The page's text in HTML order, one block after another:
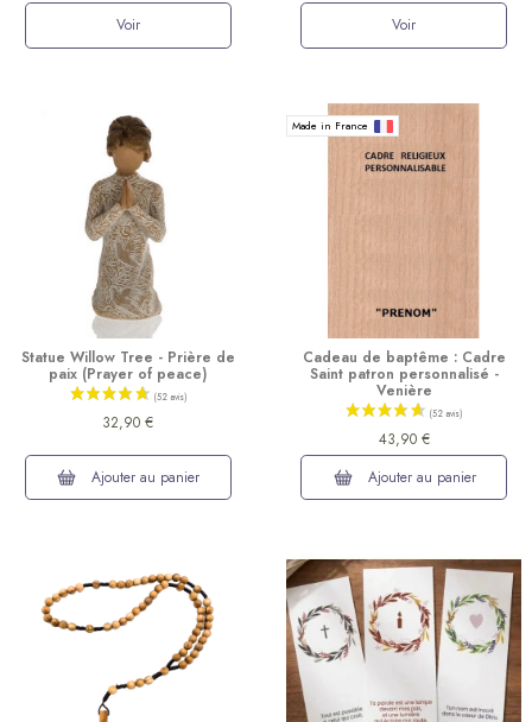
Voir Voir
Statue Willow Tree - Prière de
paix (Prayer of peace)
32,90 €
Ajouter au panier
Made in France
Cadeau de baptême : Cadre
Saint patron personnalisé -
Venière
43,90 €
Ajouter au panier